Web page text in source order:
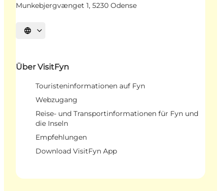
Munkebjergvænget 1, 5230 Odense
Sprache auswählen
Über VisitFyn
Touristeninformationen auf Fyn
Webzugang
Reise- und Transportinformationen für Fyn und
die Inseln
Empfehlungen
Download VisitFyn App